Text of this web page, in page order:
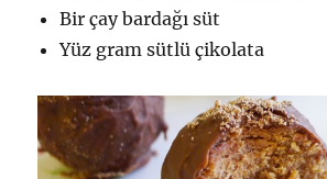
Bir çay bardağı süt
Yüz gram sütlü çikolata